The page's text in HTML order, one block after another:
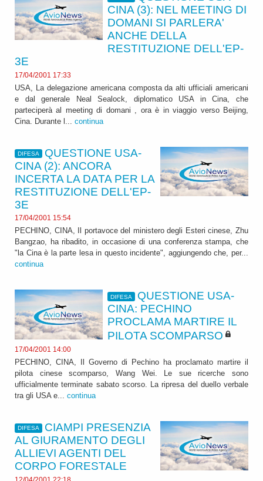
CINA (3): NEL MEETING DI
DOMANI SI PARLERA'
ANCHE DELLA
RESTITUZIONE DELL'EP-
3E
17/04/2001 17:33
USA, La delegazione americana composta da alti ufficiali americani
e dal generale Neal Sealock, diplomatico USA in Cina, che
parteciperà al meeting di domani , ora è in viaggio verso Beijing,
Cina. Durante l... continua
DIFESA
QUESTIONE USA-
CINA (2): ANCORA
INCERTA LA DATA PER LA
RESTITUZIONE DELL'EP-
3E
17/04/2001 15:54
PECHINO, CINA, Il portavoce del ministero degli Esteri cinese, Zhu
Bangzao, ha ribadito, in occasione di una conferenza stampa, che
"la Cina è la parte lesa in questo incidente", aggiungendo che, per...
continua
DIFESA
QUESTIONE USA-
CINA: PECHINO
PROCLAMA MARTIRE IL
PILOTA SCOMPARSO
17/04/2001 14:00
PECHINO, CINA, Il Governo di Pechino ha proclamato martire il
pilota cinese scomparso, Wang Wei. Le sue ricerche sono
ufficialmente terminate sabato scorso. La ripresa del duello verbale
tra gli USA e... continua
DIFESA
CIAMPI PRESENZIA
AL GIURAMENTO DEGLI
ALLIEVI AGENTI DEL
CORPO FORESTALE